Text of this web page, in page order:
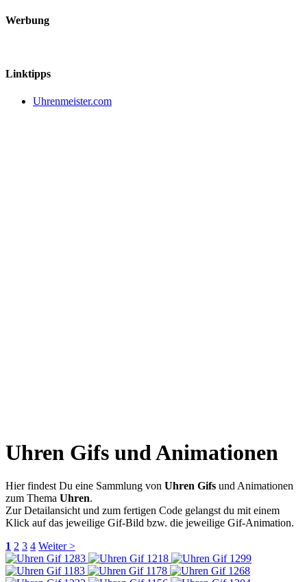
Werbung
Linktipps
Uhrenmeister.com
Uhren Gifs und Animationen
Hier findest Du eine Sammlung von Uhren Gifs und Animationen
zum Thema Uhren.
Zur Detailansicht und zum fertigen Code gelangst du mit einem
Klick auf das jeweilige Gif-Bild bzw. die jeweilige Gif-Animation.
1 2 3 4 Weiter >